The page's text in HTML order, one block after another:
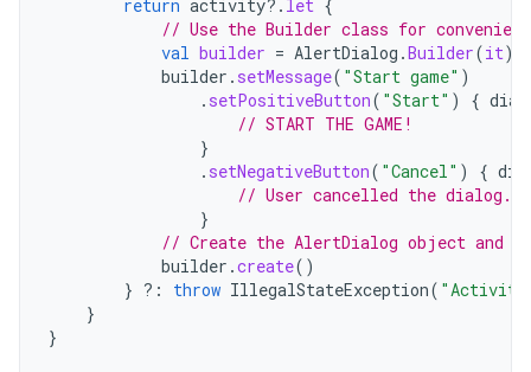
return activity?. let {
// Use the Builder class for
val builder = AlertDialog .Builder(it)
builder . setMessage( "Start game" )
. setPositiveButton( "Start" ) {
// START THE GAME!
}
. setNegativeButton( "Cancel" ) {
// User cancelled the dialog.
}
// Create the AlertDialog object and
builder .create()
} ?: throw IllegalStateException( "Activity
}
}